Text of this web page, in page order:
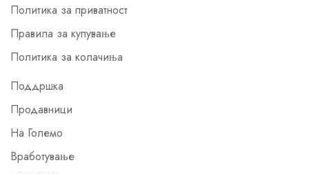
Политика за приватност
Правила за купување
Политика за колачиња
Поддршка
Продавници
На Големо
Вработување